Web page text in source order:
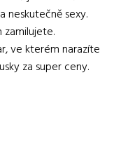
neskutečně sexy.
ve kterém narazíte
za super ceny.